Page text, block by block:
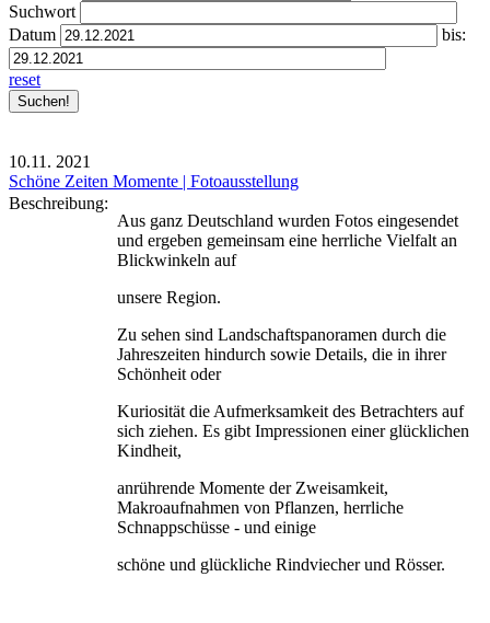
Suchwort
Datum
bis:
reset
10.11. 2021
Schöne Zeiten Momente | Fotoausstellung
Beschreibung:
Aus ganz Deutschland wurden Fotos eingesendet
und ergeben gemeinsam eine herrliche Vielfalt an
Blickwinkeln auf
unsere Region.
Zu sehen sind Landschaftspanoramen durch die
Jahreszeiten hindurch sowie Details, die in ihrer
Schönheit oder
Kuriosität die Aufmerksamkeit des Betrachters auf
sich ziehen. Es gibt Impressionen einer glücklichen
Kindheit,
anrührende Momente der Zweisamkeit,
Makroaufnahmen von Pflanzen, herrliche
Schnappschüsse - und einige
schöne und glückliche Rindviecher und Rösser.